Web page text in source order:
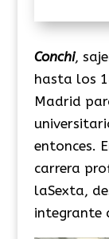
Conchi,
hasta los
Madrid
entonces.
carrera
laSexta,
integrante